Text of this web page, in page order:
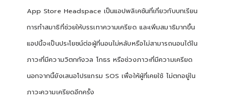
App Store Headspace เป็นแอปพลิเคชันที่เกี่ยวกับบทเรียน
การทำสมาธิที่ช่วยให้บรรเทาความเครียด และเพิ่มสมาธิมากขึ้น
แอปนี้จะเป็นประโยชน์ต่อผู้ที่นอนไม่หลับหรือไม่สามารถนอนได้ใน
ภาวะที่มีความวิตกกังวล โกธร หรือช่วงภาวะที่มีความเครียด
นอกจากนี้ยังเสนอโปรแกรม SOS เพื่อให้ผู้ที่เคยใช้ ไม่ตกอยู่ใน
ภาวะความเครียดอีกครั้ง